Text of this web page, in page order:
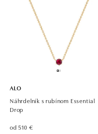
ALO
Náhrdelník s rubínom Essential
Drop
od 510 €